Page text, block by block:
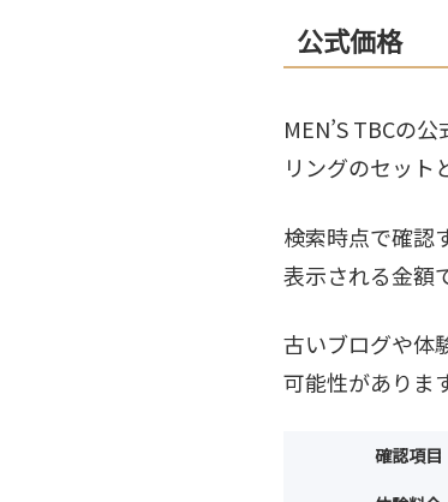
公式価格
MEN’S TBCの
リングのセット
検索時点で確認
表示される金額
古いブログや体
可能性がありま
確認項目